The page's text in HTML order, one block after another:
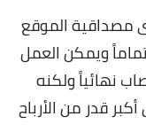
مصداقية الموقع
ويمكن العمل
نهائياً ولكنه
قدر من الأرباح